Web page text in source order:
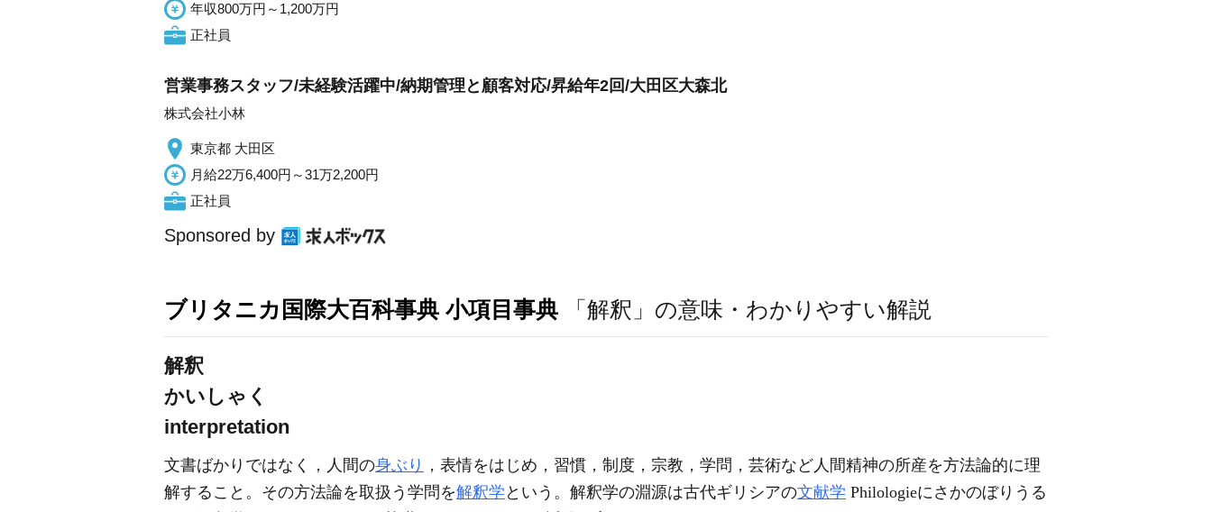
年収800万円～1,200万円
正社員
営業事務スタッフ/未経験活躍中/納期管理と顧客対応/昇給年2回/大田区大森北
株式会社小林
東京都 大田区
月給22万6,400円～31万2,200円
正社員
Sponsored by
ブリタニカ国際大百科事典 小項目事典 「解釈」の意味・わかりやすい解説
解釈
かいしゃく
interpretation
文書ばかりではなく，人間の身ぶり ，表情をはじめ，習慣，制度，宗教，学問，芸術など人間精神の所産を方法論的に理
解すること。その方法論を取扱う学問を解釈学 という。解釈学の淵源は古代ギリシアの文献学 Philologieにさかのぼりうる